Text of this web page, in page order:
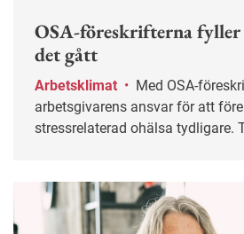
OSA-föreskrifterna fyller
det gått
Arbetsklimat •
arbetsgivarens ansvar för att
stressrelaterad ohälsa tydligare.